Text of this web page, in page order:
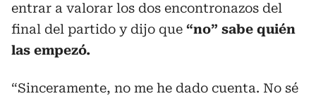
entrar a valorar los dos encontronazos del
final del partido y dijo que “no” sabe quién
las empezó.
“Sinceramente, no me he dado cuenta. No sé